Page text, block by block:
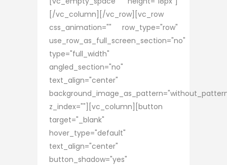
[/vc_column][/vc_row][vc_row
css_animation="" row_type="row"
use_row_as_full_screen_section="no"
type="full_width"
angled_section="no"
text_align="center"
z_index=""][vc_column][button
target="_blank"
hover_type="default"
text_align="center"
button_shadow="yes"